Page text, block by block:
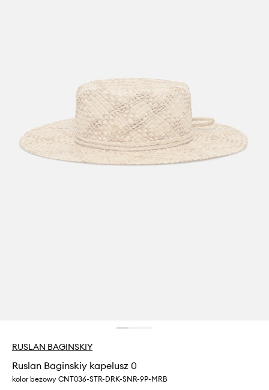
RUSLAN BAGINSKIY
Ruslan Baginskiy kapelusz 0
kolor beżowy CNT036-STR-DRK-SNR-9P-MRB